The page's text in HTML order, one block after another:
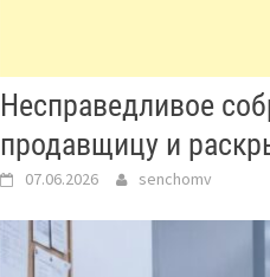
Несправедливое
продавщицу и
07.06.2026 senchomv